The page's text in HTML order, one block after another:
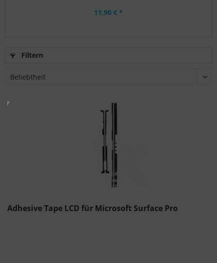
11,90 € *
Filtern
Adhesive Tape LCD für Microsoft Surface Pro